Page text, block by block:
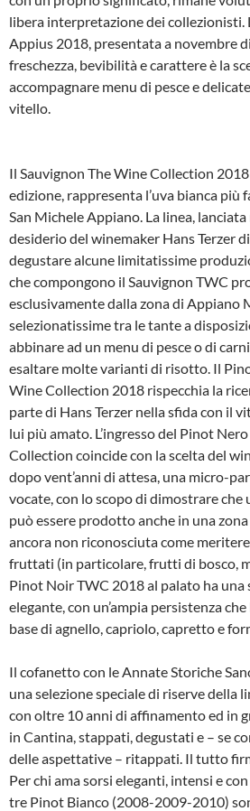
libera interpretazione dei collezionisti.
Appius 2018, presentata a novembre
freschezza, bevibilità e carattere è la
accompagnare menu di pesce e
vitello.
Il Sauvignon The Wine Collection
edizione, rappresenta l’uva bianca più
San Michele Appiano. La linea, lanciata
desiderio del winemaker Hans Terzer
degustare alcune limitatissime
che compongono il Sauvignon TWC
esclusivamente dalla zona di Appiano
selezionatissime tra le tante a
abbinare ad un menu di pesce o di
esaltare molte varianti di risotto. Il
Wine Collection 2018 rispecchia la
parte di Hans Terzer nella sfida con il
lui più amato. L’ingresso del Pinot
Collection coincide con la scelta del
dopo vent’anni di attesa, una micro-
vocate, con lo scopo di dimostrare
può essere prodotto anche in una
ancora non riconosciuta come
fruttati (in particolare, frutti di bosco,
Pinot Noir TWC 2018 al palato ha
elegante, con un’ampia persistenza
base di agnello, capriolo, capretto e
Il cofanetto con le Annate Storiche
una selezione speciale di riserve della
con oltre 10 anni di affinamento ed in
in Cantina, stappati, degustati e – se
delle aspettative – ritappati. Il tutto
Per chi ama sorsi eleganti, intensi e
tre Pinot Bianco (2008-2009-2010)